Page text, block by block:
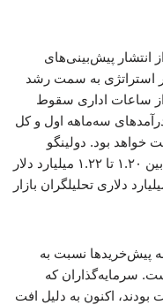
انتشار پیش‌بینی‌های
استراتژی به سمت رشد
پس از ساعات اداری سقوط
سه‌ماهه اول و کل
خواهد بود. دولینگو
پیش‌بینی می‌کند که درآمدهای سالانه آن بین ۱.۲۰ تا ۱.۲۲ میلیارد دلار
که بسیار پایین‌تر از انتظارات ۱.۲۶ میلیارد دلاری تحلیلگران بازار
پیش‌خریدها نسبت به
سرمایه‌گذاران که
اکنون به دلیل افت